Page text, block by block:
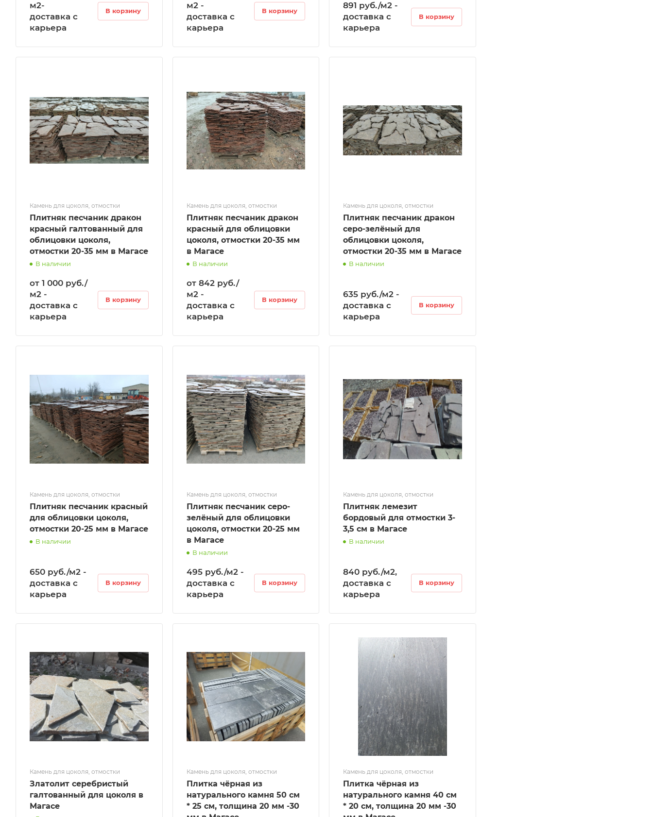
м2-
доставка с
карьера
В корзину
м2 -
доставка с
карьера
В корзину
891 руб./м2 -
доставка с
карьера
В корзину
Камень для цоколя, отмостки
Плитняк песчаник дракон
красный галтованный для
облицовки цоколя,
отмостки 20-35 мм в Магасе
В наличии
от 1 000 руб./
м2 -
доставка с
карьера
В корзину
Камень для цоколя, отмостки
Плитняк песчаник дракон
красный для облицовки
цоколя, отмостки 20-35 мм
в Магасе
В наличии
от 842 руб./
м2 -
доставка с
карьера
В корзину
Камень для цоколя, отмостки
Плитняк песчаник дракон
серо-зелёный для
облицовки цоколя,
отмостки 20-35 мм в Магасе
В наличии
635 руб./м2 -
доставка с
карьера
В корзину
Камень для цоколя, отмостки
Плитняк песчаник красный
для облицовки цоколя,
отмостки 20-25 мм в Магасе
В наличии
650 руб./м2 -
доставка с
карьера
В корзину
Камень для цоколя, отмостки
Плитняк песчаник серо-
зелёный для облицовки
цоколя, отмостки 20-25 мм
в Магасе
В наличии
495 руб./м2 -
доставка с
карьера
В корзину
Камень для цоколя, отмостки
Плитняк лемезит
бордовый для отмостки 3-
3,5 см в Магасе
В наличии
840 руб./м2,
доставка с
карьера
В корзину
Камень для цоколя, отмостки
Златолит серебристый
галтованный для цоколя в
Магасе
Камень для цоколя, отмостки
Плитка чёрная из
натурального камня 50 см
* 25 см, толщина 20 мм -30
Камень для цоколя, отмостки
Плитка чёрная из
натурального камня 40 см
* 20 см, толщина 20 мм -30